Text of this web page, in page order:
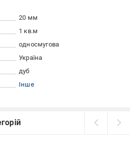
20 мм
1 кв.м
односмугова
Україна
дуб
Інше